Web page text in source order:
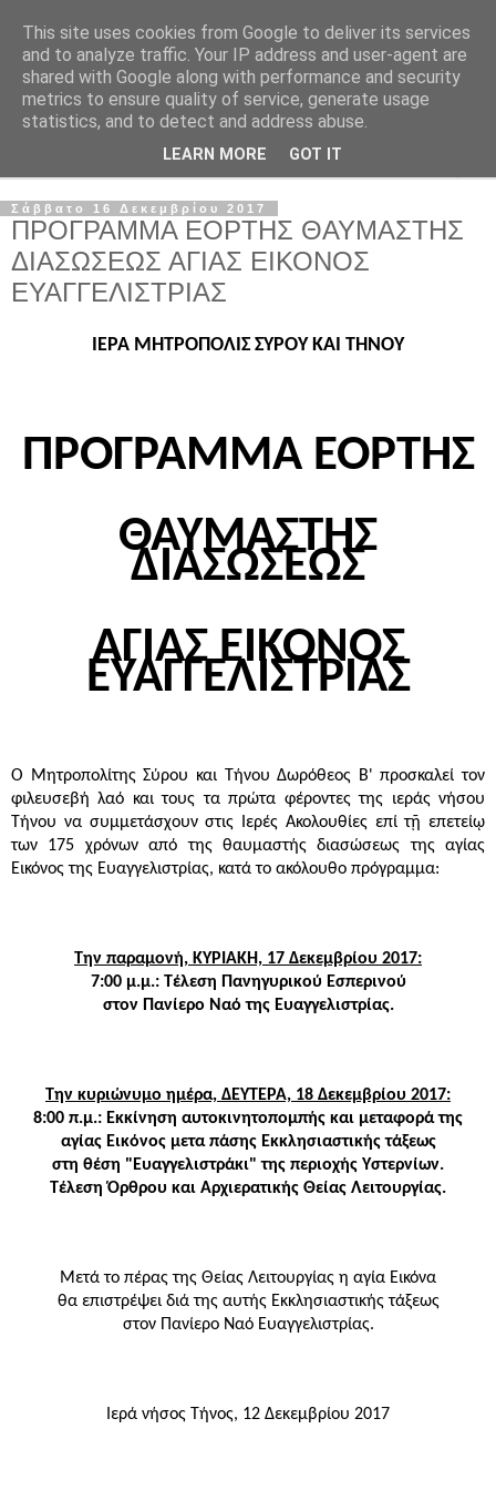
Σάββατο 16 Δεκεμβρίου 2017
ΠΡΟΓΡΑΜΜΑ ΕΟΡΤΗΣ ΘΑΥΜΑΣΤΗΣ
ΔΙΑΣΩΣΕΩΣ ΑΓΙΑΣ ΕΙΚΟΝΟΣ
ΕΥΑΓΓΕΛΙΣΤΡΙΑΣ
ΙΕΡΑ ΜΗΤΡΟΠΟΛΙΣ ΣΥΡΟΥ ΚΑΙ ΤΗΝΟΥ
ΠΡΟΓΡΑΜΜΑ ΕΟΡΤΗΣ
ΘΑΥΜΑΣΤΗΣ
ΔΙΑΣΩΣΕΩΣ
ΑΓΙΑΣ ΕΙΚΟΝΟΣ
ΕΥΑΓΓΕΛΙΣΤΡΙΑΣ
Ο Μητροπολίτης Σύρου και Τήνου Δωρόθεος Β' προσκαλεί τον
φιλευσεβή λαό και τους τα πρώτα φέροντες της ιεράς νήσου
Τήνου να συμμετάσχουν στις Ιερές Ακολουθίες επί τῇ επετείῳ
των 175 χρόνων από της θαυμαστής διασώσεως της αγίας
Εικόνος της Ευαγγελιστρίας, κατά το ακόλουθο πρόγραμμα:
Την παραμονή, ΚΥΡΙΑΚΗ, 17 Δεκεμβρίου 2017:
7:00 μ.μ.: Τέλεση Πανηγυρικού Εσπερινού
στον Πανίερο Ναό της Ευαγγελιστρίας.
Την κυριώνυμο ημέρα, ΔΕΥΤΕΡΑ, 18 Δεκεμβρίου 2017:
8:00 π.μ.: Εκκίνηση αυτοκινητοπομπής και μεταφορά της
αγίας Εικόνος μετα πάσης Εκκλησιαστικής τάξεως
στη θέση "Ευαγγελιστράκι" της περιοχής Υστερνίων.
Τέλεση Όρθρου και Αρχιερατικής Θείας Λειτουργίας.
Μετά το πέρας της Θείας Λειτουργίας η αγία Εικόνα
θα επιστρέψει διά της αυτής Εκκλησιαστικής τάξεως
στον Πανίερο Ναό Ευαγγελιστρίας.
Ιερά νήσος Τήνος, 12 Δεκεμβρίου 2017
This site uses cookies from Google to deliver its services
and to analyze traffic. Your IP address and user-agent are
shared with Google along with performance and security
metrics to ensure quality of service, generate usage
statistics, and to detect and address abuse.
LEARN MORE GOT IT